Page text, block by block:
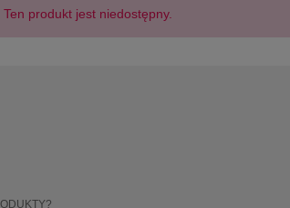
Ten produkt jest niedostępny.